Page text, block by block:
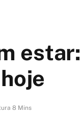
estar:
8 Mins